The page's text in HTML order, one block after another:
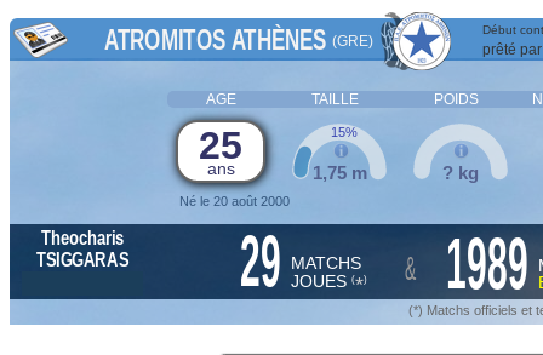
ATROMITOS ATHÈNES (GRE)
Début
prêté
AGE TAILLE POIDS
25
ans
Né le 20 août 2000
1,75 m
15%
? kg
Theocharis
TSIGGARAS
29 MATCHS
JOUES (*) & 1989
(*) Matchs officiels et